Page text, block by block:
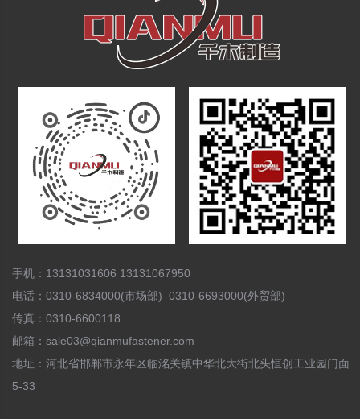
手机：13131031606 13131067950
电话：0310-6834000(市场部) 0310-6693000(外贸部)
传真：0310-6600118
邮箱：sale03@qianmufastener.com
地址：河北省邯郸市永年区临洺关镇中华北大街北头恒创工业园门面
5-33